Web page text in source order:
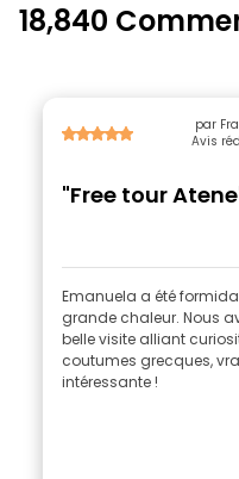
18,840
par
Avis
"Free tour
Emanuela a été
grande chaleur. Nous
belle visite alliant
coutumes grecques,
intéressante !